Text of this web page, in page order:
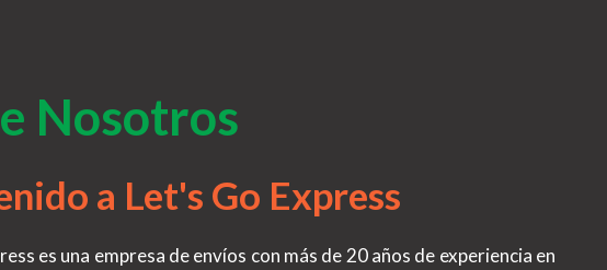
Nosotros
a Let's Go Express
es una empresa de envíos con más de 20 años de experiencia en